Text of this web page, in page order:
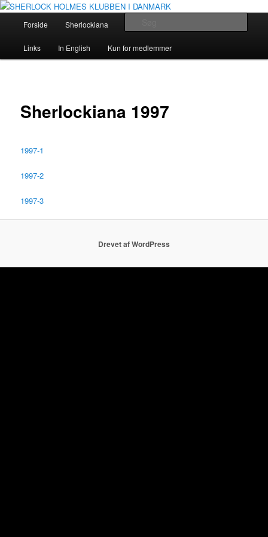
Fortsæt
primært
indholdSHERLOCK HOLMES KLUBBEN I
The Danish Baker Street Irregulars
Forside Sherlockiana
Links In English Kun for medlemmer
Sherlockiana 1997
1997-1
1997-2
1997-3
Drevet af WordPress